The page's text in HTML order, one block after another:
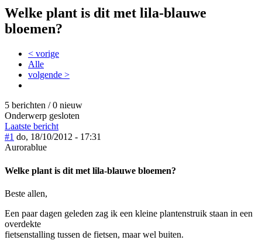
Welke plant is dit met lila-blauwe
bloemen?
< vorige
Alle
volgende >
5 berichten / 0 nieuw
Onderwerp gesloten
Laatste bericht
#1 do, 18/10/2012 - 17:31
Aurorablue
Welke plant is dit met lila-blauwe bloemen?
Beste allen,
Een paar dagen geleden zag ik een kleine plantenstruik staan in een
overdekte
fietsenstalling tussen de fietsen, maar wel buiten.